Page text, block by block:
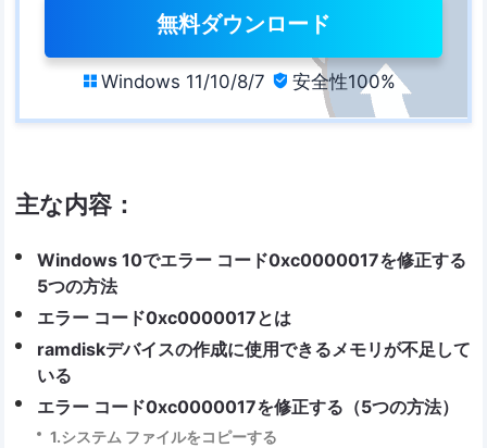
無料ダウンロード
 Windows 11/10/8/7  安全性100%
主な内容：
Windows 10でエラー コード0xc0000017を修正する
5つの方法
エラー コード0xc0000017とは
ramdiskデバイスの作成に使用できるメモリが不足して
いる
エラー コード0xc0000017を修正する（5つの方法）
1.システム ファイルをコピーする